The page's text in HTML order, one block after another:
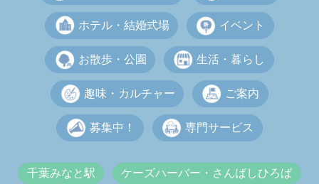
ホテル・結婚式場 イベント
お散歩・公園 生活・暮らし
趣味・カルチャー ご案内
募集中！ 専門サービス
千葉みなと駅 ケーズハーバー・さんばしひろば